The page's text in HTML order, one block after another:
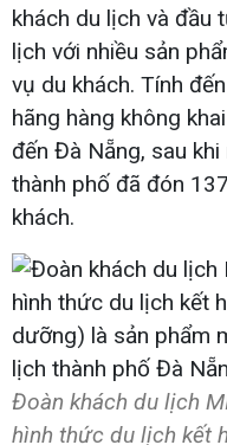
khách du lịch và đầu
lịch với nhiều sản
vụ du khách. Tính
hãng hàng không
đến Đà Nẵng, sau
thành phố đã đón
khách.
Đoàn khách du lịch
hình thức du lịch kết